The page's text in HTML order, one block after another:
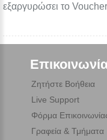
εξαργυρώσει το
Ζητήστε Βοήθεια
Live Support
Φόρμα
Γραφεία & Τμήματα